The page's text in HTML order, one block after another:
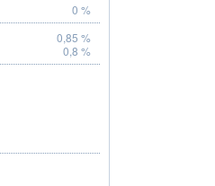
0 %
0,85 %
0,8 %